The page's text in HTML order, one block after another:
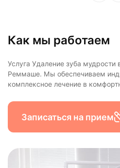
Как мы работаем
Услуга Удаление зуба мудрости
Реммаше. Мы обеспечиваем
комплексное лечение в
Записаться на прием